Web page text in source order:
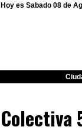
Hoy es Sabado 08 de
Colectiva